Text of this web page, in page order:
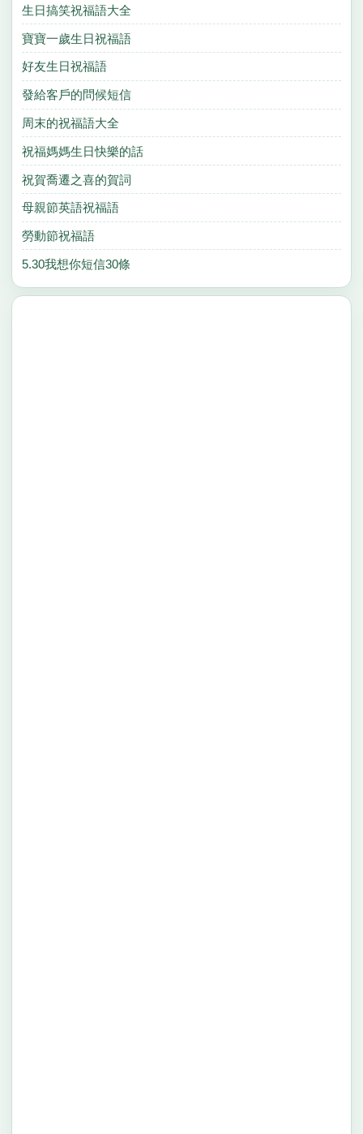
生日搞笑祝福語大全
寶寶一歲生日祝福語
好友生日祝福語
發給客戶的問候短信
周末的祝福語大全
祝福媽媽生日快樂的話
祝賀喬遷之喜的賀詞
母親節英語祝福語
勞動節祝福語
5.30我想你短信30條